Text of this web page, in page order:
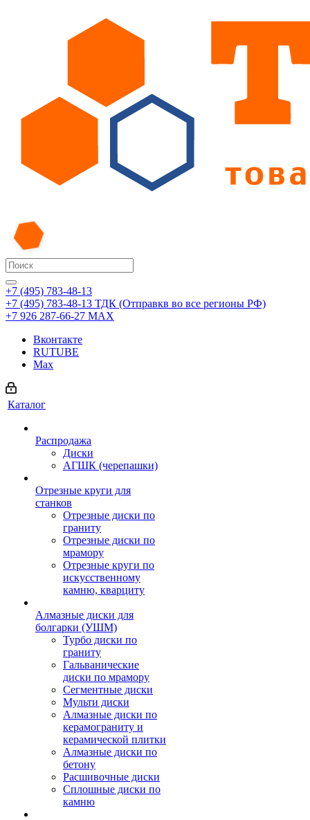
+7 (495) 783-48-13
+7 (495) 783-48-13 ТДК (Отправкв во все регионы РФ)
+7 926 287-66-27 МАХ
Вконтакте
RUTUBE
Max
Каталог
Распродажа
Диски
АГШК (черепашки)
Отрезные круги для
станков
Отрезные диски по
граниту
Отрезные диски по
мрамору
Отрезные круги по
искусственному
камню, кварциту
Алмазные диски для
болгарки (УШМ)
Турбо диски по
граниту
Гальванические
диски по мрамору
Сегментные диски
Мульти диски
Алмазные диски по
керамограниту и
керамической плитки
Алмазные диски по
бетону
Расшивочные диски
Сплошные диски по
камню